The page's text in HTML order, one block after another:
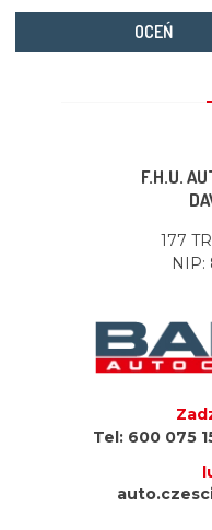
OCEŃ
F.H.U.
177
NIP:
Tel: 600 075